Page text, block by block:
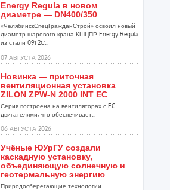
Energy Regula в новом
диаметре — DN400/350
«ЧелябинскСпецГражданСтрой» освоил новый
диаметр шарового крана КШЦПР Energy Regula
из стали 09Г2С...
07 АВГУСТА 2026
Новинка — приточная
вентиляционная установка
ZILON ZPW-N 2000 INT EC
Серия построена на вентиляторах с EC-
двигателями, что обеспечивает...
06 АВГУСТА 2026
Учёные ЮУрГУ создали
каскадную установку,
объединяющую солнечную и
геотермальную энергию
Природосберегающие технологии...